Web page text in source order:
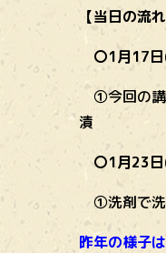
【当日の流れ
〇1月17
①今回の講
漬
〇1月23
①洗剤で
昨年の様子は